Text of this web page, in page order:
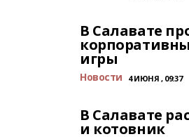
В Салавате
игры
Новости 4 ИЮНЯ , 09:37
В Салавате
и котовник